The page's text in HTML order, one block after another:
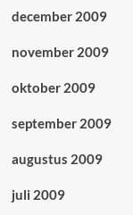
december 2009
november 2009
oktober 2009
september 2009
augustus 2009
juli 2009